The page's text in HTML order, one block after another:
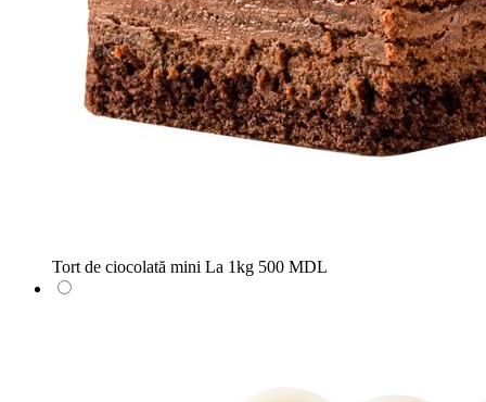
Tort de ciocolată mini La 1kg 500 MDL